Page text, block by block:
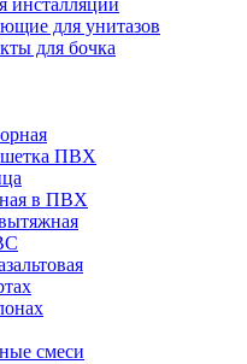
инсталляции
для унитазов
для бочка
ПВХ
в ПВХ
смеси